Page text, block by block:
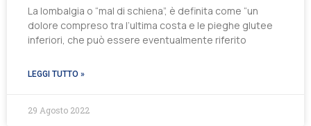
La lombalgia o “mal di schiena”, è definita come “un
dolore compreso tra l’ultima costa e le pieghe glutee
inferiori, che può essere eventualmente riferito
LEGGI TUTTO »
29 Agosto 2022